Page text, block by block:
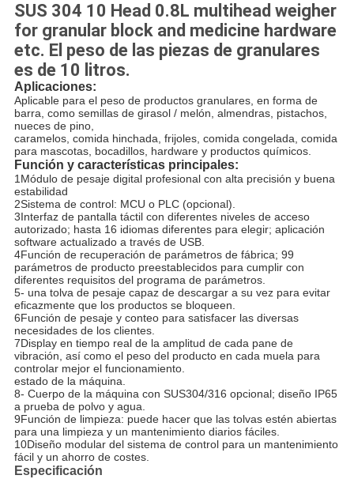
SUS 304 10 Head 0.8L multihead weigher
for granular block and medicine hardware
etc. El peso de las piezas de granulares
es de 10 litros.
Aplicaciones:
Aplicable para el peso de productos granulares, en forma de
barra, como semillas de girasol / melón, almendras, pistachos,
nueces de pino,
caramelos, comida hinchada, frijoles, comida congelada, comida
para mascotas, bocadillos, hardware y productos químicos.
Función y características principales:
1Módulo de pesaje digital profesional con alta precisión y buena
estabilidad
2Sistema de control: MCU o PLC (opcional).
3Interfaz de pantalla táctil con diferentes niveles de acceso
autorizado; hasta 16 idiomas diferentes para elegir; aplicación
software actualizado a través de USB.
4Función de recuperación de parámetros de fábrica; 99
parámetros de producto preestablecidos para cumplir con
diferentes requisitos del programa de parámetros.
5- una tolva de pesaje capaz de descargar a su vez para evitar
eficazmente que los productos se bloqueen.
6Función de pesaje y conteo para satisfacer las diversas
necesidades de los clientes.
7Display en tiempo real de la amplitud de cada pane de
vibración, así como el peso del producto en cada muela para
controlar mejor el funcionamiento.
estado de la máquina.
8- Cuerpo de la máquina con SUS304/316 opcional; diseño IP65
a prueba de polvo y agua.
9Función de limpieza: puede hacer que las tolvas estén abiertas
para una limpieza y un mantenimiento diarios fáciles.
10Diseño modular del sistema de control para un mantenimiento
fácil y un ahorro de costes.
Especificación